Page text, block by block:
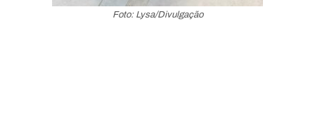
Foto: Lysa/Divulgação